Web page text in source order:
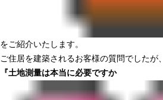
をご紹介いたします。
ご住居を建築されるお客様の質問でしたが、
『土地測量は本当に必要ですか